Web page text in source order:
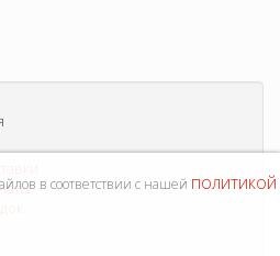
в соответствии с нашей политикой